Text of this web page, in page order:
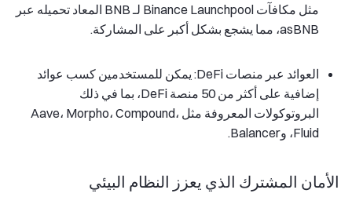
مثل مكافآت Binance Launchpool لـ BNB المعاد تحميله عبر
asBNB، مما يشجع بشكل أكبر على المشاركة.
العوائد عبر منصات DeFi: يمكن للمستخدمين كسب عوائد
إضافية على أكثر من 50 منصة DeFi، بما في ذلك
البروتوكولات المعروفة مثل Aave، Morpho، Compound،
Fluid، وBalancer.
الأمان المشترك الذي يعزز النظام البيئي